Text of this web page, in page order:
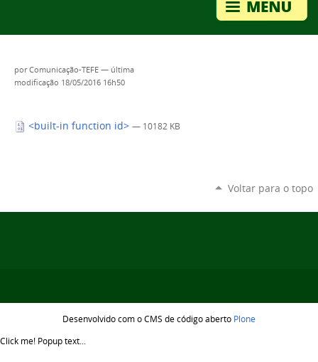
porComunicação-TEFE — última
modificação 18/05/2016 16h50
<built-in function id> — 10182 KB
Voltar para o topo
Desenvolvido com o CMS de código aberto Plone
Click me! Popup text...